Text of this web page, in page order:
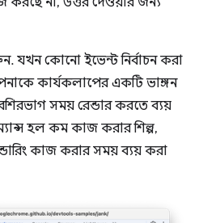
যখন কোনো ইভেন্ট নির্বাচন করা
কার্যকলাপের একটি ভাঙ্গন
সময় রেন্ডার করতে ব্যয়
হল কম কাজ করার শিল্প,
কাজ করার সময় ব্যয় করা